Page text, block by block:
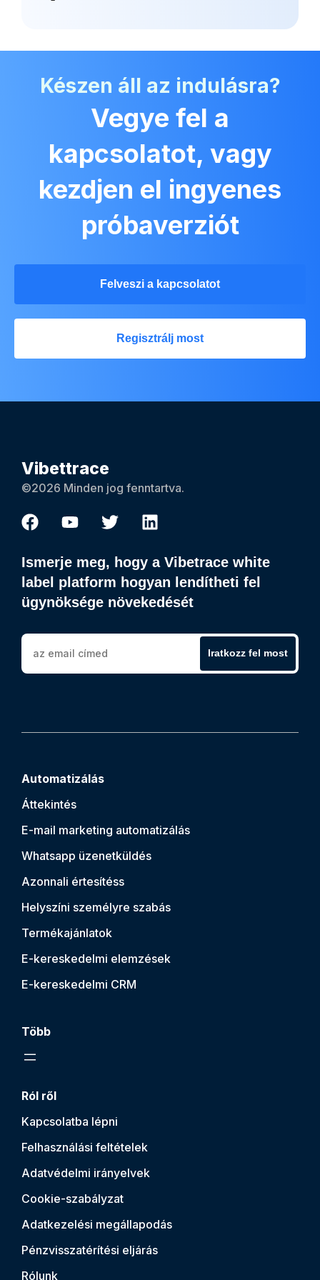
Készen áll az indulásra?
Vegye fel a
kapcsolatot, vagy
kezdjen el ingyenes
próbaverziót
Felveszi a kapcsolatot
Regisztrálj most
Vibettrace
©2026 Minden jog fenntartva.
Ismerje meg, hogy a Vibetrace white
label platform hogyan lendítheti fel
ügynöksége növekedését
Iratkozz fel most
Automatizálás
Áttekintés
E-mail marketing automatizálás
Whatsapp üzenetküldés
Azonnali értesítéss
Helyszíni személyre szabás
Termékajánlatok
E-kereskedelmi elemzések
E-kereskedelmi CRM
Több
Ról ről
Kapcsolatba lépni
Felhasználási feltételek
Adatvédelmi irányelvek
Cookie-szabályzat
Adatkezelési megállapodás
Pénzvisszatérítési eljárás
Rólunk